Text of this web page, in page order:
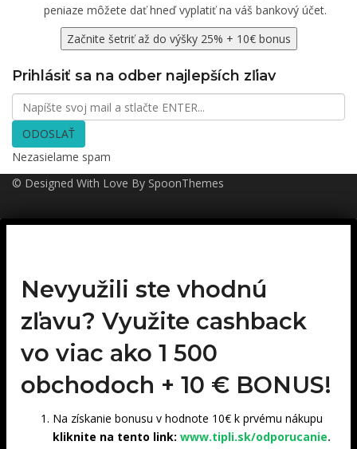
peniaze môžete dať hneď vyplatiť na váš bankový účet.
Začnite šetriť až do výšky 25% + 10€ bonus
Prihlásiť sa na odber najlepších zľiav
ODOSLAŤ
Nezasielame spam
© Designed With Love By SpoonThemes
Nevyužili ste vhodnú
zľavu? Využite cashback
vo viac ako 1 500
obchodoch + 10 € BONUS!
Na získanie bonusu v hodnote 10€ k prvému nákupu
kliknite na tento link: www.tipli.sk/odporucanie.